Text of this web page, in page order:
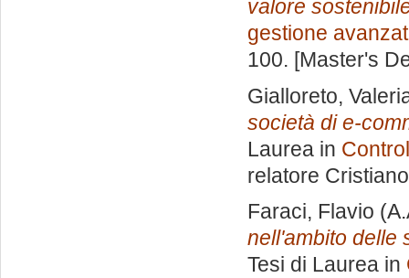
valore
gestione
100. [Master's
Gialloreto,
società di e-
Laurea in
relatore
Faraci, Flavio
nell'ambito delle
Tesi di Laurea in